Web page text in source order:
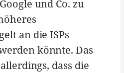
und Co. zu
an die ISPs
könnte. Das
dass die